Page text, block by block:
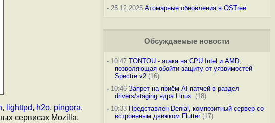
, lighttpd, h2o, pingora,
сервисах Mozilla.
-25.12.2025 Атомарные обновления в OSTree
Обсуждаемые новости
-10:47 TONTOU - атака на CPU Intel и AMD,
позволяющая обойти защиту от уязвимостей
Spectre v2(16)
-10:46 Запрет на приём AI-патчей в раздел
drivers/staging ядра Linux
(18)
-10:33 Представлен Denial, композитный сервер со
встроенным движком Flutter(17)